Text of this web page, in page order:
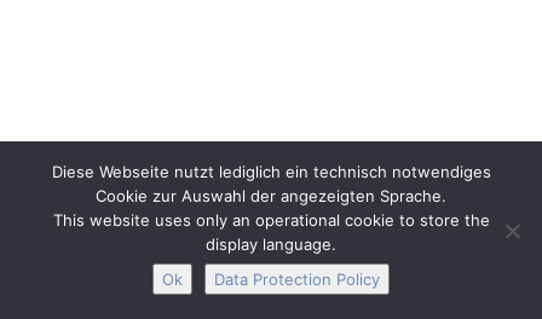
Diese Webseite nutzt lediglich ein technisch notwendiges
Cookie zur Auswahl der angezeigten Sprache.
This website uses only an operational cookie to store the
display language.
Ok
Data Protection Policy